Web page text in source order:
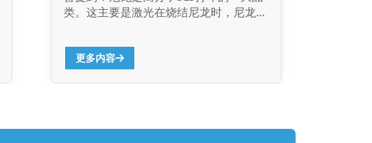
类。这主要是激光在烧结尼龙时，尼龙对
吸收），那么有哪几种主流的SLS尼龙材
料呢？今天小编就和大家好好掰扯掰扯…
尼龙6的分子结构图 先抛出结论：主流的
更多内容